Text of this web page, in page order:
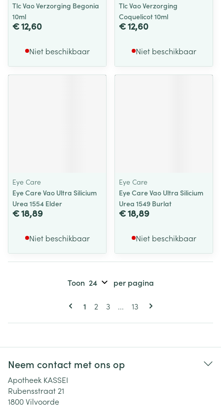
Tlc Vao Verzorging Begonia
10ml
€ 12,60
Niet beschikbaar
Tlc Vao Verzorging
Coquelicot 10ml
€ 12,60
Niet beschikbaar
Eye Care
Eye Care Vao Ultra Silicium
Urea 1554 Elder
€ 18,89
Niet beschikbaar
Eye Care
Eye Care Vao Ultra Silicium
Urea 1549 Burlat
€ 18,89
Niet beschikbaar
Pagina's
U lees momenteel pagina
1 Pagina
2 Pagina
3 ... Pagina
13
Toon per pagina
Neem contact met ons op
Apotheek KASSEI
Rubensstraat 21
1800Vilvoorde